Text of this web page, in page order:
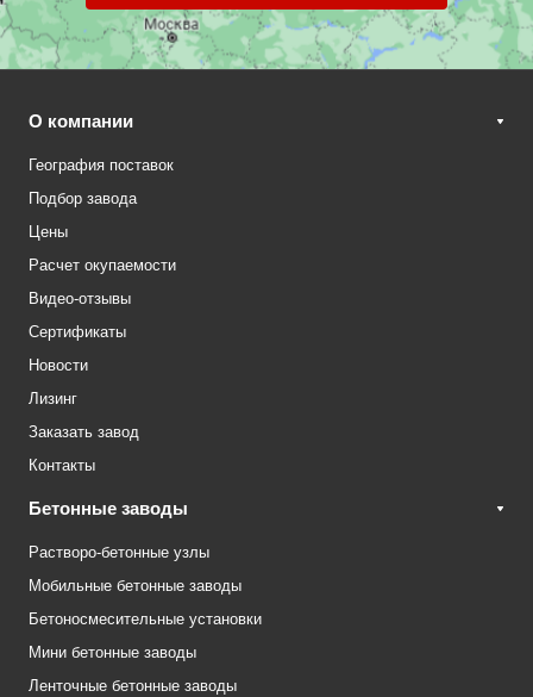
О компании
География поставок
Подбор завода
Цены
Расчет окупаемости
Видео-отзывы
Сертификаты
Новости
Лизинг
Заказать завод
Контакты
Бетонные заводы
Растворо-бетонные узлы
Мобильные бетонные заводы
Бетоносмесительные установки
Мини бетонные заводы
Ленточные бетонные заводы